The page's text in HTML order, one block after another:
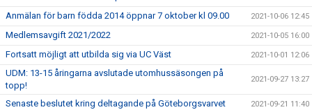
Anmälan för barn födda 2014 öppnar 7 oktober kl 09.00 2021-10-06 12:45
Medlemsavgift 2021/2022 2021-10-05 16:00
Fortsatt möjligt att utbilda sig via UC Väst 2021-10-01 12:06
UDM: 13-15 åringarna avslutade utomhussäsongen på
topp!
2021-09-27 13:27
Senaste beslutet kring deltagande på Göteborgsvarvet 2021-09-21 11:40